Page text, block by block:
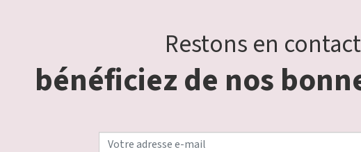
Restons en
bénéficiez de nos